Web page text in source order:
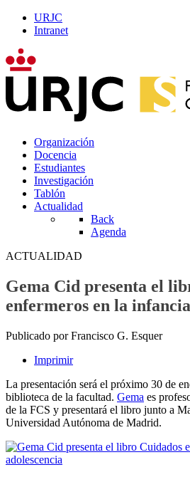
URJC
Intranet
Organización
Docencia
Estudiantes
Investigación
Tablón
Actualidad
Back
Agenda
ACTUALIDAD
Gema Cid presenta el
enfermeros en la
Publicado por Francisco G. Esquer
Imprimir
La presentación será el próximo 30 de
biblioteca de la facultad. Gema es
de la FCS y presentará el libro junto a
Universidad Autónoma de Madrid.